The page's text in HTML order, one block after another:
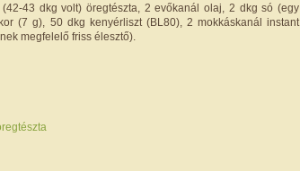
43 dkg volt) öregtészta, 2 evőkanál olaj, 2 dkg só (egy
(7 g), 50 dkg kenyérliszt (BL80), 2 mokkáskanál instant
megfelelő friss élesztő).